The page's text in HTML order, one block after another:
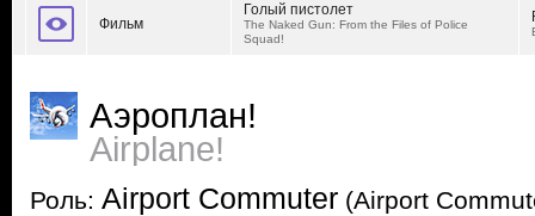
Фильм
Голый пистолет
The Naked Gun: From the Files of Police
Squad!
Аэроплан!
Airplane!
Роль: Airport Commuter (Airport